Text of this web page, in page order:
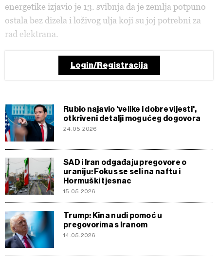
energetike izjavio je 13. svibnja da je zemlja potpuno
ostala bez dizela i loživog ulja koji su joj potrebni za
rad elektrana.
Login/Registracija
Rubio najavio 'velike i dobre vijesti',
otkriveni detalji mogućeg dogovora
24.05.2026
SAD i Iran odgađaju pregovore o
uraniju: Fokus se seli na naftu i
Hormuški tjesnac
15.05.2026
Trump: Kina nudi pomoć u
pregovorima s Iranom
14.05.2026